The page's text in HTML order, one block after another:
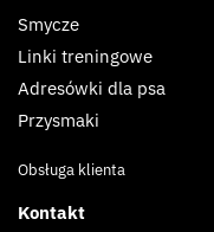
Smycze
Linki treningowe
Adresówki dla psa
Przysmaki
Obsługa klienta
Kontakt